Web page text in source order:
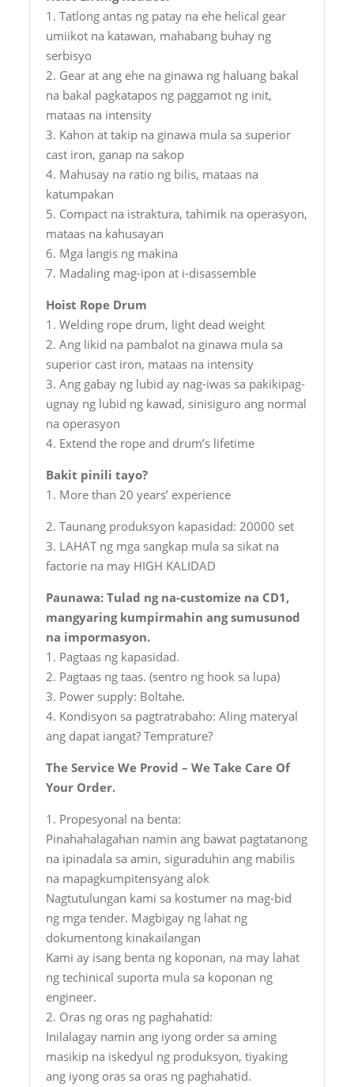
1. Tatlong antas ng patay na ehe helical gear
umiikot na katawan, mahabang buhay ng
serbisyo
2. Gear at ang ehe na ginawa ng haluang bakal
na bakal pagkatapos ng paggamot ng init,
mataas na intensity
3. Kahon at takip na ginawa mula sa superior
cast iron, ganap na sakop
4. Mahusay na ratio ng bilis, mataas na
katumpakan
5. Compact na istraktura, tahimik na operasyon,
mataas na kahusayan
6. Mga langis ng makina
7. Madaling mag-ipon at i-disassemble
Hoist Rope Drum
1. Welding rope drum, light dead weight
2. Ang likid na pambalot na ginawa mula sa
superior cast iron, mataas na intensity
3. Ang gabay ng lubid ay nag-iwas sa pakikipag-
ugnay ng lubid ng kawad, sinisiguro ang normal
na operasyon
4. Extend the rope and drum’s lifetime
Bakit pinili tayo?
1. More than 20 years’ experience
2. Taunang produksyon kapasidad: 20000 set
3. LAHAT ng mga sangkap mula sa sikat na
factorie na may HIGH KALIDAD
Paunawa: Tulad ng na-customize na CD1,
mangyaring kumpirmahin ang sumusunod
na impormasyon.
1. Pagtaas ng kapasidad.
2. Pagtaas ng taas. (sentro ng hook sa lupa)
3. Power supply: Boltahe.
4. Kondisyon sa pagtratrabaho: Aling materyal
ang dapat iangat? Temprature?
The Service We Provid – We Take Care Of
Your Order.
1. Propesyonal na benta:
Pinahahalagahan namin ang bawat pagtatanong
na ipinadala sa amin, siguraduhin ang mabilis
na mapagkumpitensyang alok
Nagtutulungan kami sa kostumer na mag-bid
ng mga tender. Magbigay ng lahat ng
dokumentong kinakailangan
Kami ay isang benta ng koponan, na may lahat
ng techinical suporta mula sa koponan ng
engineer.
2. Oras ng oras ng paghahatid:
Inilalagay namin ang iyong order sa aming
masikip na iskedyul ng produksyon, tiyaking
ang iyong oras sa oras ng paghahatid.